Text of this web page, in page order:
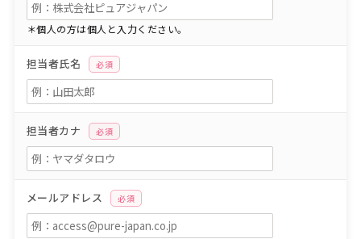
＊個人の方は個人と入力ください。
担当者氏名 必須
担当者カナ 必須
メールアドレス 必須